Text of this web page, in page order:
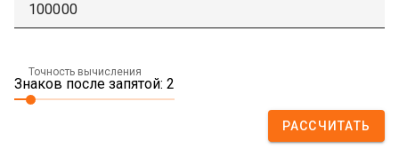
Точность вычисления
Знаков после запятой: 2
РАССЧИТАТЬ